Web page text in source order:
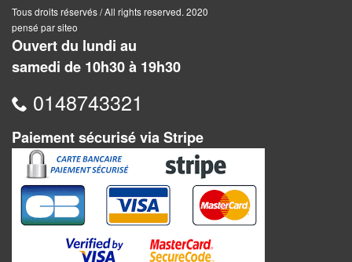
la
famille
Pour
les
initiés
Pour
les
experts
En
solitaire
Tous droits réservés / All rights reserved. 2020
pensé par siteo
Ouvert du lundi au
samedi de 10h30 à 19h30
0148743321
Paiement sécurisé via Stripe